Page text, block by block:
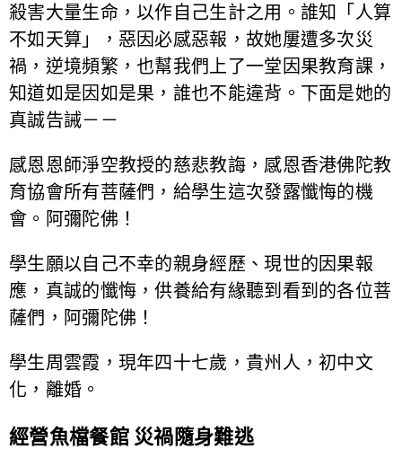
殺害大量生命，以作自己生計之用。誰知「人算
不如天算」，惡因必感惡報，故她屢遭多次災
禍，逆境頻繁，也幫我們上了一堂因果教育課，
知道如是因如是果，誰也不能違背。下面是她的
真誠告誡－－
感恩恩師淨空教授的慈悲教誨，感恩香港佛陀教
育協會所有菩薩們，給學生這次發露懺悔的機
會。阿彌陀佛！
學生願以自己不幸的親身經歷、現世的因果報
應，真誠的懺悔，供養給有緣聽到看到的各位菩
薩們，阿彌陀佛！
學生周雲霞，現年四十七歲，貴州人，初中文
化，離婚。
經營魚檔餐館 災禍隨身難逃